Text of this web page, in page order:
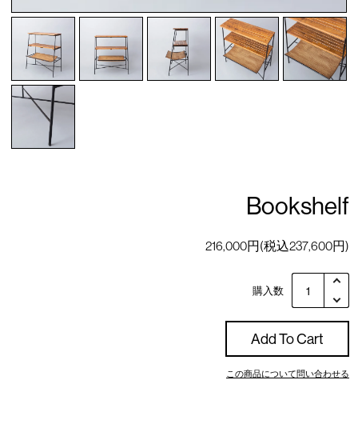
Bookshelf
216,000円(税込237,600円)
購入数
Add To Cart
この商品について問い合わせる